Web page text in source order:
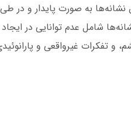
به صورت پایدار و در
شامل عدم توانایی در ایجاد
و تفکرات غیرواقعی و